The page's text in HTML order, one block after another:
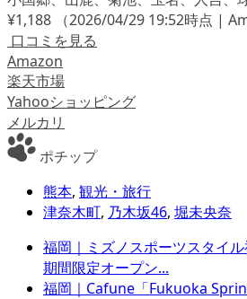
¥1,188
（2026/04/29 19:52時点 |
口コミを見る
Amazon
楽天市場
Yahooショッピング
メルカリ
ポチップ
熊本, 観光・旅行
津奈木町, 乃木坂46, 堀未央奈
福岡｜ミズノスポーツスタイ
期間限定オープン...
福岡｜Cafune「Fukuoka